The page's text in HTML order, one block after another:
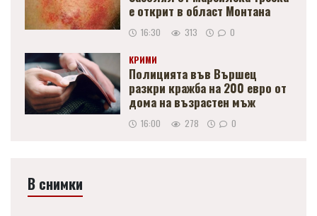
е открит в област Монтана
16:30 313 0
КРИМИ
Полицията във Вършец
разкри кражба на 200 евро от
дома на възрастен мъж
16:00 278 0
В снимки